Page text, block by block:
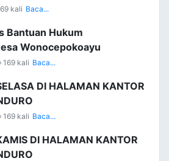
kali Baca...
Bantuan Hukum
Wonocepokoayu
169 kali Baca...
DI HALAMAN KANTOR
169 kali Baca...
DI HALAMAN KANTOR